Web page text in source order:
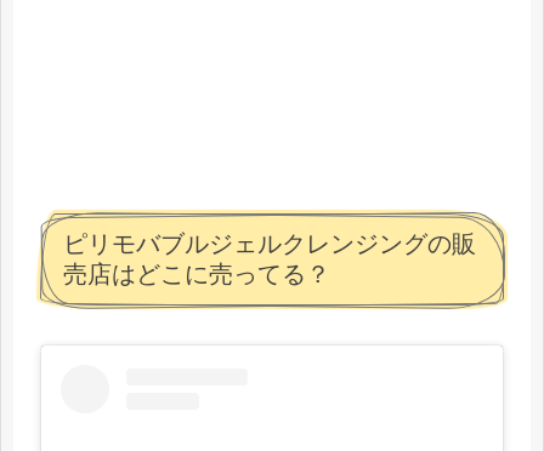
ピリモバブルジェルクレンジングの販
売店はどこに売ってる？